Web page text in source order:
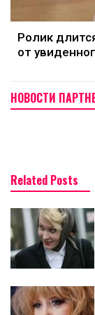
Ролик
от
НОВОСТИ
Related Posts